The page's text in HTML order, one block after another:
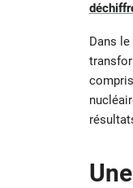
Dans